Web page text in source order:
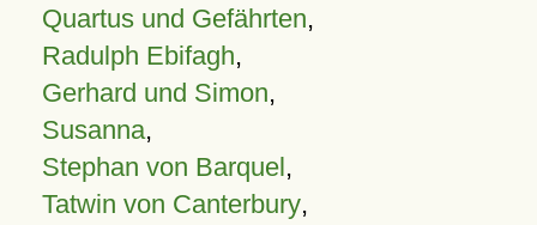
Quartus und Gefährten,
Radulph Ebifagh,
Gerhard und Simon,
Susanna,
Stephan von Barquel,
Tatwin von Canterbury,